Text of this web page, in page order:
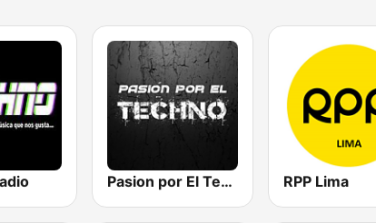
Pasion por El Techno RPP Lima